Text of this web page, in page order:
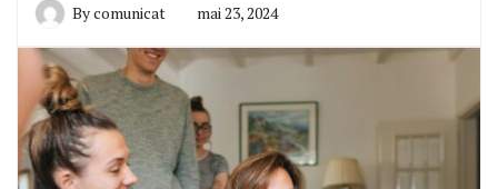
Bycomunicat mai 23, 2024